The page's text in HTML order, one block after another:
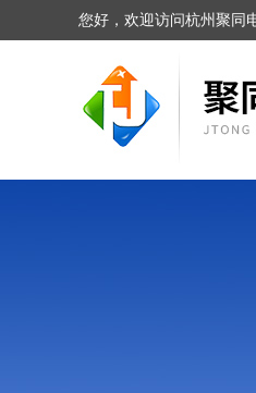
您好，欢迎访问杭州聚同